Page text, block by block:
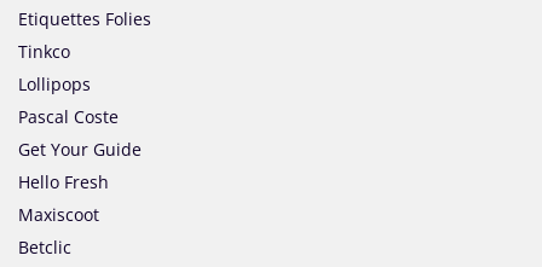
Etiquettes Folies
Tinkco
Lollipops
Pascal Coste
Get Your Guide
Hello Fresh
Maxiscoot
Betclic